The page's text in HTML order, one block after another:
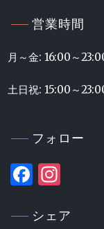
営業時間
月～金: 16:00～
土日祝: 15:00～
フォロー
シェア